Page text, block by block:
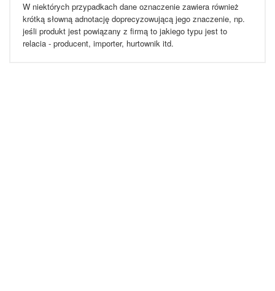
W niektórych przypadkach dane oznaczenie zawiera również
krótką słowną adnotację doprecyzowującą jego znaczenie, np.
jeśli produkt jest powiązany z firmą to jakiego typu jest to
relacia - producent, importer, hurtownik itd.